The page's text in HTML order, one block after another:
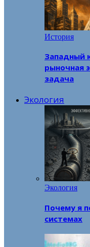
История
Западный
рыночная
задача
Экология
Экология
Почему я
системах